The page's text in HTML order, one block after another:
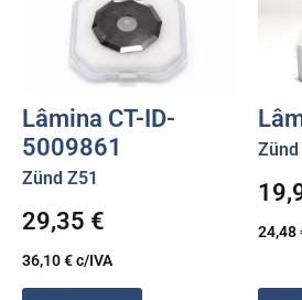
Lâmina CT-ID-
5009861
Zünd Z51
29,35 €
36,10€c/IVA
24,48